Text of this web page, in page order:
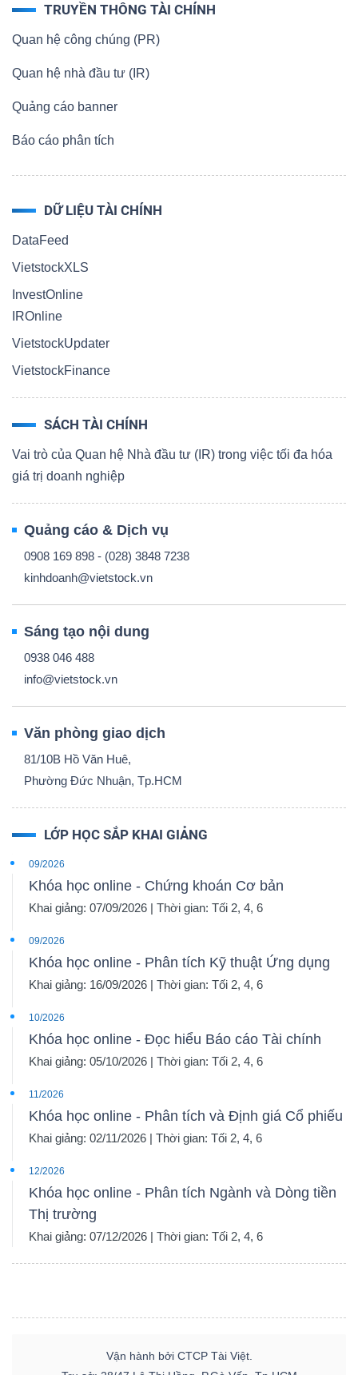
TRUYỀN THÔNG TÀI CHÍNH
Quan hệ công chúng (PR)
Quan hệ nhà đầu tư (IR)
Quảng cáo banner
Báo cáo phân tích
DỮ LIỆU TÀI CHÍNH
DataFeed
VietstockXLS
InvestOnline
IROnline
VietstockUpdater
VietstockFinance
SÁCH TÀI CHÍNH
Vai trò của Quan hệ Nhà đầu tư (IR) trong việc tối đa hóa
giá trị doanh nghiệp
Quảng cáo & Dịch vụ
0908 169 898 - (028) 3848 7238
kinhdoanh@vietstock.vn
Sáng tạo nội dung
0938 046 488
info@vietstock.vn
Văn phòng giao dịch
81/10B Hồ Văn Huê,
Phường Đức Nhuận, Tp.HCM
LỚP HỌC SẮP KHAI GIẢNG
09/2026
Khóa học online - Chứng khoán Cơ bản
Khai giảng: 07/09/2026 | Thời gian: Tối 2, 4, 6
09/2026
Khóa học online - Phân tích Kỹ thuật Ứng dụng
Khai giảng: 16/09/2026 | Thời gian: Tối 2, 4, 6
10/2026
Khóa học online - Đọc hiểu Báo cáo Tài chính
Khai giảng: 05/10/2026 | Thời gian: Tối 2, 4, 6
11/2026
Khóa học online - Phân tích và Định giá Cổ phiếu
Khai giảng: 02/11/2026 | Thời gian: Tối 2, 4, 6
12/2026
Khóa học online - Phân tích Ngành và Dòng tiền
Thị trường
Khai giảng: 07/12/2026 | Thời gian: Tối 2, 4, 6
Vận hành bởi CTCP Tài Việt.